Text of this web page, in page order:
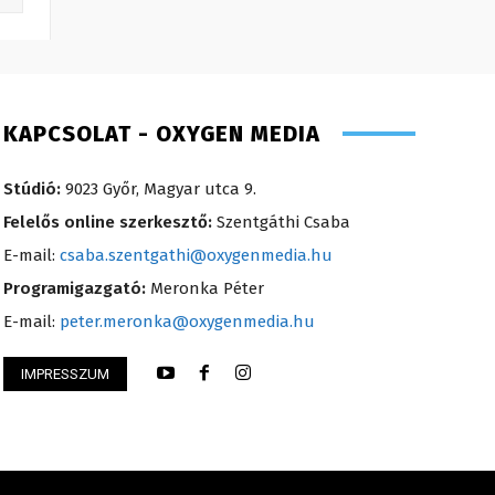
Krisztián – programozó, technikus –
KAPCSOLAT - OXYGEN MEDIA
Stúdió: 9023 Győr, Magyar utca 9.
Felelős online szerkesztő: Szentgáthi Csaba
E-mail: csaba.szentgathi@oxygenmedia.hu
Programigazgató: Meronka Péter
E-mail: peter.meronka@oxygenmedia.hu
IMPRESSZUM